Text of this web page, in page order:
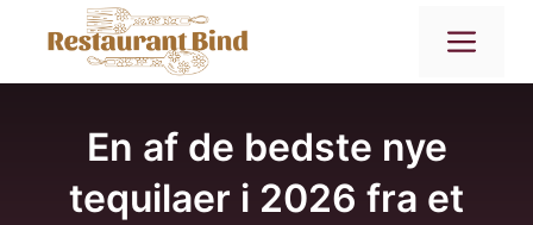
indhold
En af de bedste nye
tequilaer i 2026 fra et